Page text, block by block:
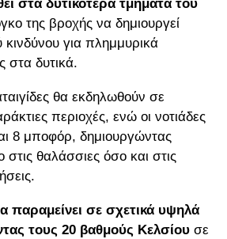
στα δυτικότερα τμήματα του
της βροχής να δημιουργεί
για πλημμυρικά
στα δυτικά.
θα εκδηλωθούν σε
περιοχές, ενώ οι νοτιάδες
8 μποφόρ, δημιουργώντας
θαλάσσιες όσο και στις
παραμείνει σε σχετικά υψηλά
τους 20 βαθμούς Κελσίου σε